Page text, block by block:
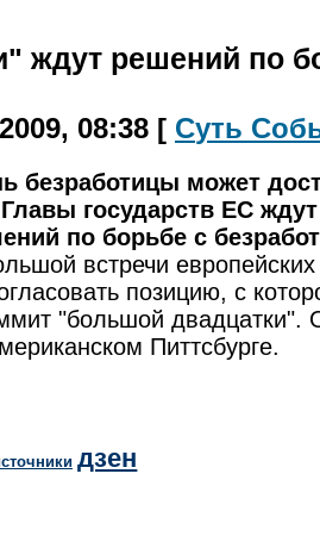
ждут решений по
08:38 [ Суть Соб
безработицы может
государств ЕС ждут
по борьбе с
встречи
позицию, с
"большой двадцатки".
Питтсбурге.
дзен